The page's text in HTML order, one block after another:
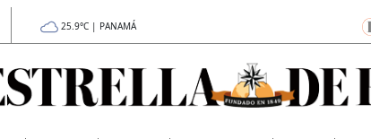
25.9°C | PANAMÁ